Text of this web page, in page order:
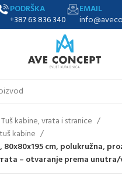
PODRŠKA
+387 63 836 340
EMAIL
Tuš kabine, vrata i stranice
kabine
80x80x195 cm, polukružna,
– otvaranje prema unutra/